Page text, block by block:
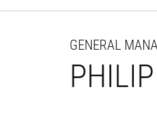
GENERAL